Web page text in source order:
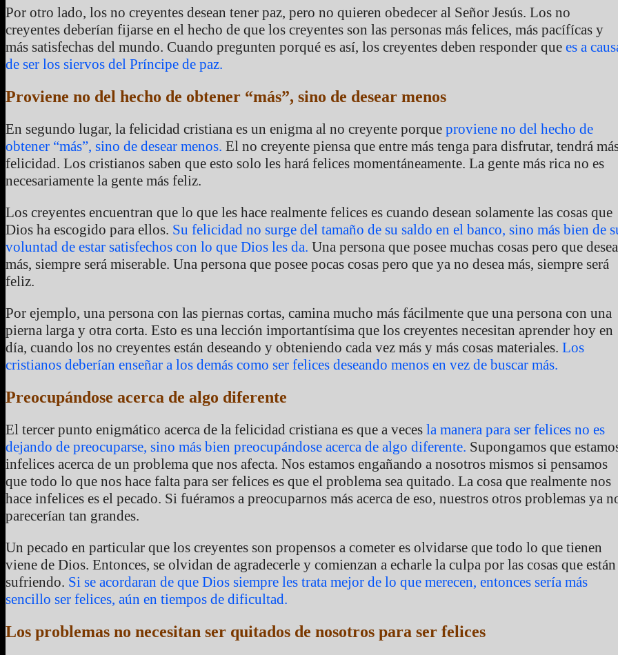
Por otro lado, los no creyentes desean tener paz, pero no quieren obedecer al Señor Jesús. Los no
creyentes deberían fijarse en el hecho de que los creyentes son las personas más felices, más pacífícas y
más satisfechas del mundo. Cuando pregunten porqué es así, los creyentes deben responder que es a
de ser los siervos del Príncipe de paz.
Proviene no del hecho de obtener “más”, sino de desear menos
En segundo lugar, la felicidad cristiana es un enigma al no creyente porque proviene no del hecho de
obtener “más”, sino de desear menos. El no creyente piensa que entre más tenga para disfrutar, tendrá
felicidad. Los cristianos saben que esto solo les hará felices momentáneamente. La gente más rica no es
necesariamente la gente más feliz.
Los creyentes encuentran que lo que les hace realmente felices es cuando desean solamente las cosas que
Dios ha escogido para ellos. Su felicidad no surge del tamaño de su saldo en el banco, sino más bien de
voluntad de estar satisfechos con lo que Dios les da. Una persona que posee muchas cosas pero que desea
más, siempre será miserable. Una persona que posee pocas cosas pero que ya no desea más, siempre será
feliz.
Por ejemplo, una persona con las piernas cortas, camina mucho más fácilmente que una persona con una
pierna larga y otra corta. Esto es una lección importantísima que los creyentes necesitan aprender hoy en
día, cuando los no creyentes están deseando y obteniendo cada vez más y más cosas materiales. Los
cristianos deberían enseñar a los demás como ser felices deseando menos en vez de buscar más.
Preocupándose acerca de algo diferente
El tercer punto enigmático acerca de la felicidad cristiana es que a veces la manera para ser felices no es
dejando de preocuparse, sino más bien preocupándose acerca de algo diferente. Supongamos que
infelices acerca de un problema que nos afecta. Nos estamos engañando a nosotros mismos si pensamos
que todo lo que nos hace falta para ser felices es que el problema sea quitado. La cosa que realmente nos
hace infelices es el pecado. Si fuéramos a preocuparnos más acerca de eso, nuestros otros problemas ya
parecerían tan grandes.
Un pecado en particular que los creyentes son propensos a cometer es olvidarse que todo lo que tienen
viene de Dios. Entonces, se olvidan de agradecerle y comienzan a echarle la culpa por las cosas que están
sufriendo. Si se acordaran de que Dios siempre les trata mejor de lo que merecen, entonces sería más
sencillo ser felices, aún en tiempos de dificultad.
Los problemas no necesitan ser quitados de nosotros para ser felices